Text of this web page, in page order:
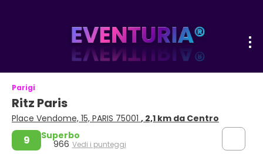
Parigi
Ritz Paris
Place Vendome, 15, PARIS 75001 , 2,1 km da Centro
9 Superbo
966 Vedi i punteggi